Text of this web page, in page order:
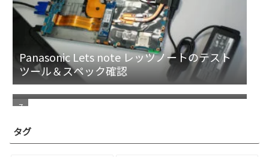
Panasonic Lets note レッツノートのテスト
ツール＆スペック確認
Outlook 2016 2019 のデータファイル削除エ
ラー
タグ